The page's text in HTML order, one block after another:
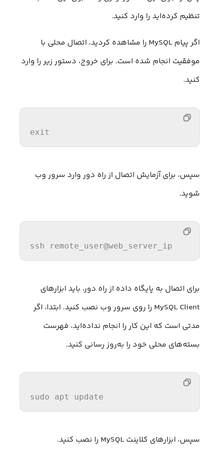
تنظیم کرده‌اید را وارد کنید.
اگر پیام MySQL را مشاهده کردید، اتصال محلی با
موفقیت انجام شده است. برای خروج، دستور زیر را وارد
کنید.
exit
سپس، برای آزمایش اتصال از راه دور وارد سرور وب
شوید.
ssh remote_user@web_server_ip
برای اتصال به پایگاه داده از راه دور، باید ابزارهای
MySQL Client را روی سرور وب نصب کنید. ابتدا، اگر
مدتی است که این کار را انجام نداده‌اید، فهرست
بسته‌های محلی خود را به‌روز رسانی کنید.
sudo apt update
سپس، ابزارهای کلاینت MySQL را نصب کنید.